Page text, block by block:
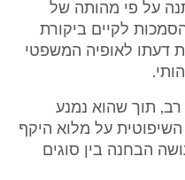
על פי מהותה של
לקיים ביקורת
דעתו לאופיה המשפטי
תוך שהוא נמנע
על מלוא היקף
הבחנה בין סוגים